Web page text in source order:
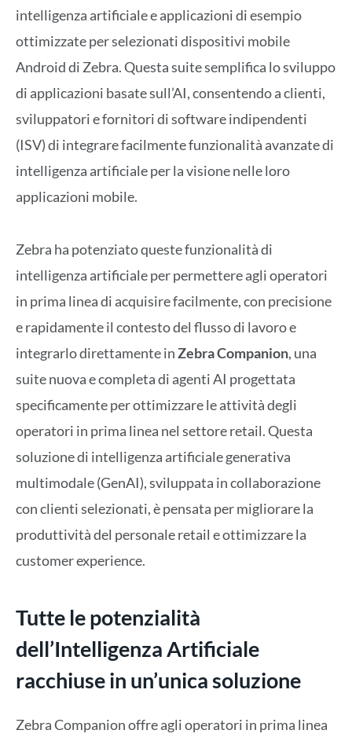
intelligenza artificiale e applicazioni di esempio
ottimizzate per selezionati dispositivi mobile
Android di Zebra. Questa suite semplifica lo sviluppo
di applicazioni basate sull’AI, consentendo a clienti,
sviluppatori e fornitori di software indipendenti
(ISV) di integrare facilmente funzionalità avanzate di
intelligenza artificiale per la visione nelle loro
applicazioni mobile.
Zebra ha potenziato queste funzionalità di
intelligenza artificiale per permettere agli operatori
in prima linea di acquisire facilmente, con precisione
e rapidamente il contesto del flusso di lavoro e
integrarlo direttamente inZebra Companion, una
suite nuova e completa di agenti AI progettata
specificamente per ottimizzare le attività degli
operatori in prima linea nel settore retail. Questa
soluzione di intelligenza artificiale generativa
multimodale (GenAI), sviluppata in collaborazione
con clienti selezionati, è pensata per migliorare la
produttività del personale retail e ottimizzare la
customer experience.
Tutte le potenzialità
dell’Intelligenza Artificiale
racchiuse in un’unica soluzione
Zebra Companion offre agli operatori in prima linea